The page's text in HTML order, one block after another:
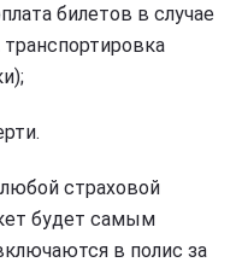
билетов в случае
страховой
будет самым
в полис за